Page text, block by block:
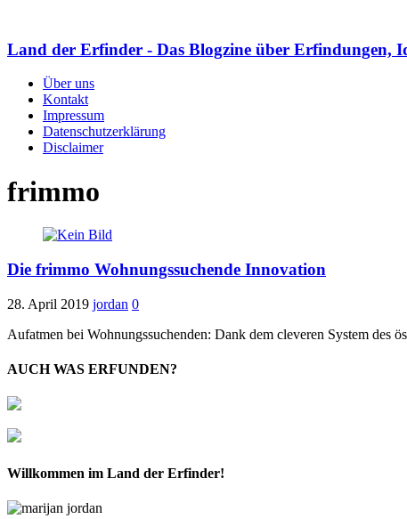
Land der Erfinder - Das Blogzine über Erfindungen,
Über uns
Kontakt
Impressum
Datenschutzerklärung
Disclaimer
frimmo
Die frimmo Wohnungssuchende Innovation
28. April 2019 jordan 0
Aufatmen bei Wohnungssuchenden: Dank dem cleveren System des
AUCH WAS ERFUNDEN?
Willkommen im Land der Erfinder!